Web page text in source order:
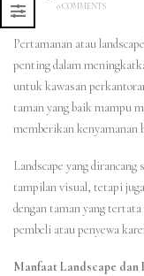
0 COMMENTS
Pertamanan atau
penting dalam
untuk kawasan
taman yang baik mampu
memberikan kenyamanan
Landscape yang
tampilan visual, tetapi
dengan taman yang
pembeli atau penyewa
Manfaat Landscape